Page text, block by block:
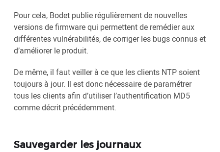
Pour cela, Bodet publie régulièrement de nouvelles
versions de firmware qui permettent de remédier aux
différentes vulnérabilités, de corriger les bugs connus et
d’améliorer le produit.
De même, il faut veiller à ce que les clients NTP soient
toujours à jour. Il est donc nécessaire de paramétrer
tous les clients afin d’utiliser l’authentification MD5
comme décrit précédemment.
Sauvegarder les journaux